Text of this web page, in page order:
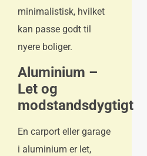
minimalistisk, hvilket
kan passe godt til
nyere boliger.
Aluminium –
Let og
modstandsdygtigt
En carport eller garage
i aluminium er let,